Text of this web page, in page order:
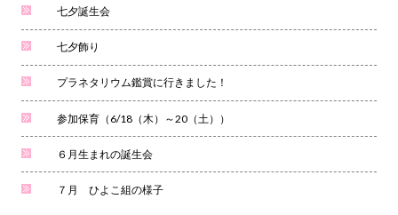
七夕誕生会
七夕飾り
プラネタリウム鑑賞に行きました！
参加保育（6/18（木）～20（土））
６月生まれの誕生会
７月 ひよこ組の様子